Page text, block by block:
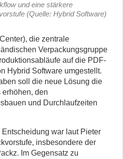
und eine stärkere
(Quelle: Hybrid Software)
die zentrale
Verpackungsgruppe
auf die PDF-
Hybrid Software umgestellt.
soll die neue Lösung die
den
und Durchlaufzeiten
war laut Pieter
insbesondere der
Im Gegensatz zu